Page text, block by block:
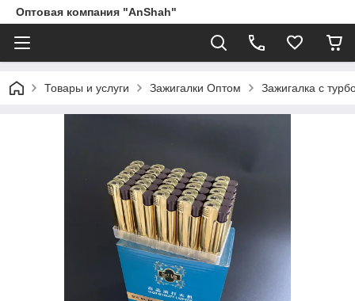
Оптовая компания "AnShah"
Товары и услуги Зажигалки Оптом Зажигалка с